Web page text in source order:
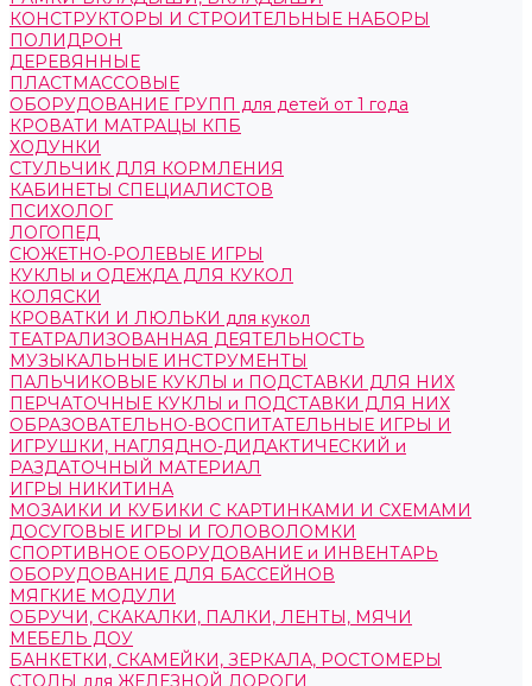
КОНСТРУКТОРЫ И СТРОИТЕЛЬНЫЕ НАБОРЫ
ПОЛИДРОН
ДЕРЕВЯННЫЕ
ПЛАСТМАССОВЫЕ
ОБОРУДОВАНИЕ ГРУПП для детей от 1 года
КРОВАТИ МАТРАЦЫ КПБ
ХОДУНКИ
СТУЛЬЧИК ДЛЯ КОРМЛЕНИЯ
КАБИНЕТЫ СПЕЦИАЛИСТОВ
ПСИХОЛОГ
ЛОГОПЕД
СЮЖЕТНО-РОЛЕВЫЕ ИГРЫ
КУКЛЫ и ОДЕЖДА ДЛЯ КУКОЛ
КОЛЯСКИ
КРОВАТКИ И ЛЮЛЬКИ для кукол
ТЕАТРАЛИЗОВАННАЯ ДЕЯТЕЛЬНОСТЬ
МУЗЫКАЛЬНЫЕ ИНСТРУМЕНТЫ
ПАЛЬЧИКОВЫЕ КУКЛЫ и ПОДСТАВКИ ДЛЯ НИХ
ПЕРЧАТОЧНЫЕ КУКЛЫ и ПОДСТАВКИ ДЛЯ НИХ
ОБРАЗОВАТЕЛЬНО-ВОСПИТАТЕЛЬНЫЕ ИГРЫ И
ИГРУШКИ, НАГЛЯДНО-ДИДАКТИЧЕСКИЙ и
РАЗДАТОЧНЫЙ МАТЕРИАЛ
ИГРЫ НИКИТИНА
МОЗАИКИ И КУБИКИ С КАРТИНКАМИ И СХЕМАМИ
ДОСУГОВЫЕ ИГРЫ И ГОЛОВОЛОМКИ
СПОРТИВНОЕ ОБОРУДОВАНИЕ и ИНВЕНТАРЬ
ОБОРУДОВАНИЕ ДЛЯ БАССЕЙНОВ
МЯГКИЕ МОДУЛИ
ОБРУЧИ, СКАКАЛКИ, ПАЛКИ, ЛЕНТЫ, МЯЧИ
МЕБЕЛЬ ДОУ
БАНКЕТКИ, СКАМЕЙКИ, ЗЕРКАЛА, РОСТОМЕРЫ
СТОЛЫ для ЖЕЛЕЗНОЙ ДОРОГИ